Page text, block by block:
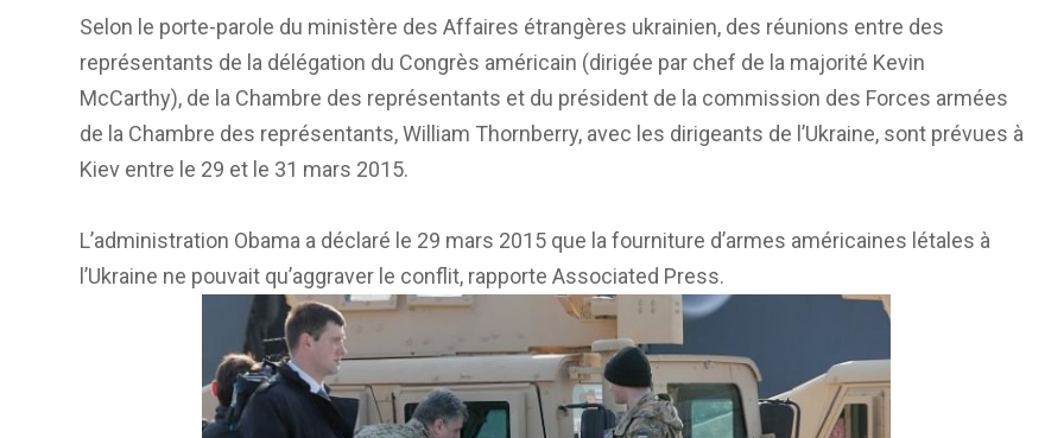
Selon le porte-parole du ministère des Affaires étrangères ukrainien, des réunions entre des
représentants de la délégation du Congrès américain (dirigée par chef de la majorité Kevin
McCarthy), de la Chambre des représentants et du président de la commission des Forces armées
de la Chambre des représentants, William Thornberry, avec les dirigeants de l’Ukraine, sont prévues à
Kiev entre le 29 et le 31 mars 2015.
L’administration Obama a déclaré le 29 mars 2015 que la fourniture d’armes américaines létales à
l’Ukraine ne pouvait qu’aggraver le conflit, rapporte Associated Press.